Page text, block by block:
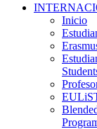
Inicio